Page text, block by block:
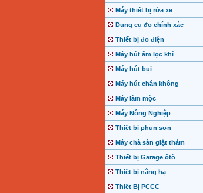
Máy thiết bị rửa xe
Dụng cụ đo chính xác
Thiết bị đo điện
Máy hút ẩm lọc khí
Máy hút bụi
Máy hút chân không
Máy làm mộc
Máy Nông Nghiệp
Thiết bị phun sơn
Máy chà sàn giặt thảm
Thiết bị Garage ôtô
Thiết bị nâng hạ
Thiết Bị PCCC